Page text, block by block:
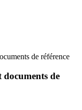
de référence
documents de